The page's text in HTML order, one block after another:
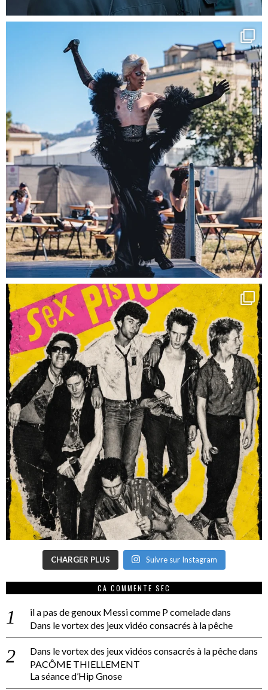
CHARGER PLUS Suivre sur Instagram
CA COMMENTE SEC
il a pas de genoux Messi comme P comeladedans
Dans le vortex des jeux vidéo consacrés à la pêche
Dans le vortex des jeux vidéos consacrés à la pêchedans
PACÔME THIELLEMENT
La séance d’Hip Gnose